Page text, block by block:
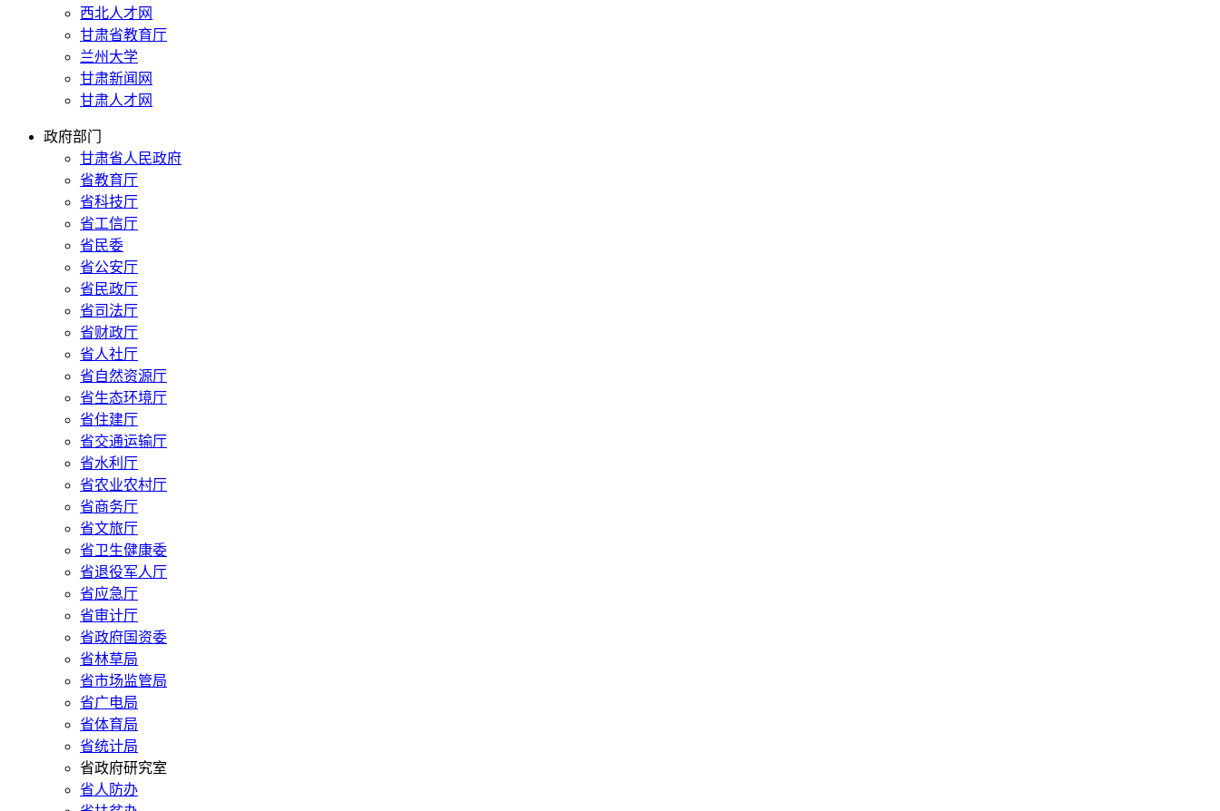
西北人才网
甘肃省教育厅
兰州大学
甘肃新闻网
甘肃人才网
政府部门
甘肃省人民政府
省教育厅
省科技厅
省工信厅
省民委
省公安厅
省民政厅
省司法厅
省财政厅
省人社厅
省自然资源厅
省生态环境厅
省住建厅
省交通运输厅
省水利厅
省农业农村厅
省商务厅
省文旅厅
省卫生健康委
省退役军人厅
省应急厅
省审计厅
省政府国资委
省林草局
省市场监管局
省广电局
省体育局
省统计局
省政府研究室
省人防办